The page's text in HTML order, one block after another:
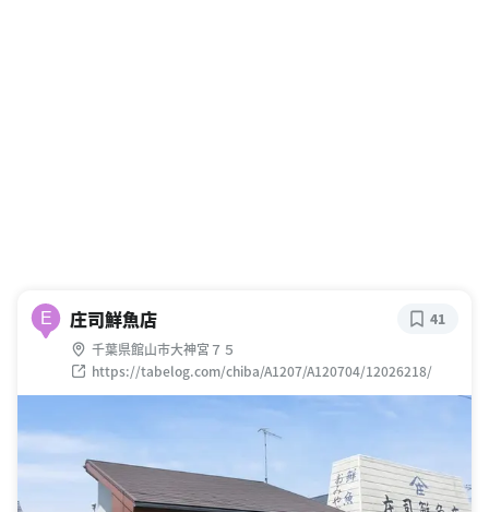
E 庄司鮮魚店
千葉県館山市大神宮７５
https://tabelog.com/chiba/A1207/A120704/12026218/
41